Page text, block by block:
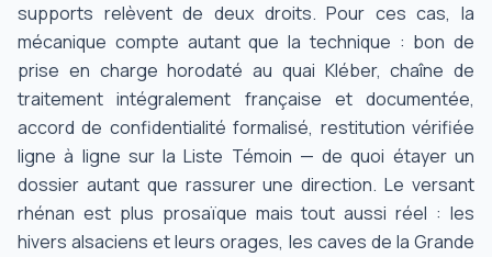
supports relèvent de deux droits. Pour ces cas, la
mécanique compte autant que la technique : bon de
prise en charge horodaté au quai Kléber, chaîne de
traitement intégralement française et documentée,
accord de confidentialité formalisé, restitution vérifiée
ligne à ligne sur la Liste Témoin — de quoi étayer un
dossier autant que rassurer une direction. Le versant
rhénan est plus prosaïque mais tout aussi réel : les
hivers alsaciens et leurs orages, les caves de la Grande